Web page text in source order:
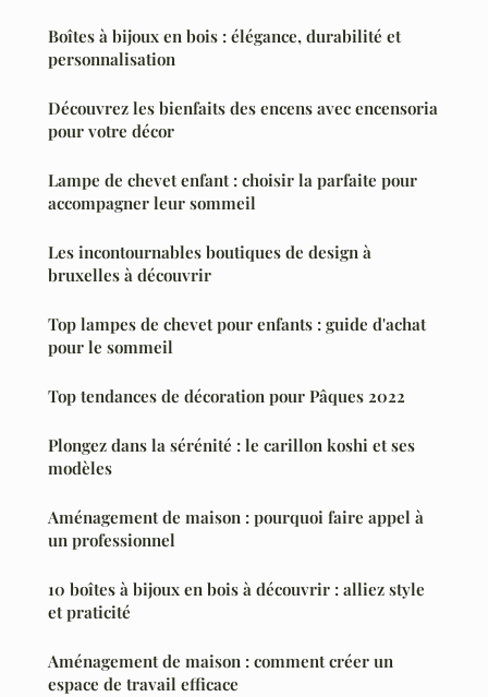
Boîtes à bijoux en bois : élégance, durabilité et
personnalisation
Découvrez les bienfaits des encens avec encensoria
pour votre décor
Lampe de chevet enfant : choisir la parfaite pour
accompagner leur sommeil
Les incontournables boutiques de design à
bruxelles à découvrir
Top lampes de chevet pour enfants : guide d'achat
pour le sommeil
Top tendances de décoration pour Pâques 2022
Plongez dans la sérénité : le carillon koshi et ses
modèles
Aménagement de maison : pourquoi faire appel à
un professionnel
10 boîtes à bijoux en bois à découvrir : alliez style
et praticité
Aménagement de maison : comment créer un
espace de travail efficace